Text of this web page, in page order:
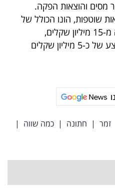
מסים והוצאות הפקה.
שוטפות, הונו הכולל של
אושר כהן נאמד כיום בלמעלה מ-15 מיליון שקלים,
המבוססים על רווח שנתי ממוצע של כ-5 מיליון שקלים
זמר | חתונה | כמה שווה |